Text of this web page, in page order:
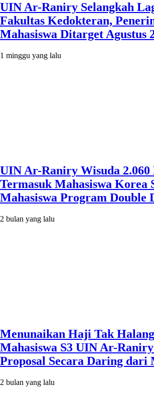
UIN Ar-Raniry Selangkah
Fakultas Kedokteran,
Mahasiswa Ditarget Agustus
1 minggu yang lalu
UIN Ar-Raniry Wisuda 2.060
Termasuk Mahasiswa Korea
Mahasiswa Program Double
2 bulan yang lalu
Menunaikan Haji Tak
Mahasiswa S3 UIN Ar-
Proposal Secara Daring dari
2 bulan yang lalu